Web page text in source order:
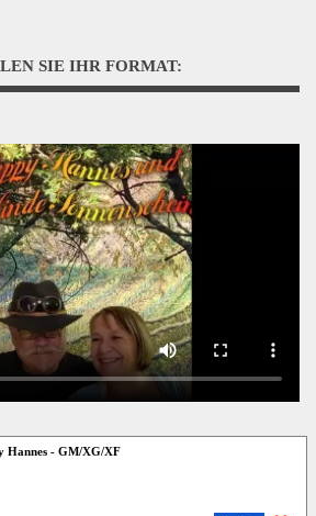
SIE IHR FORMAT:
Hannes - GM/XG/XF